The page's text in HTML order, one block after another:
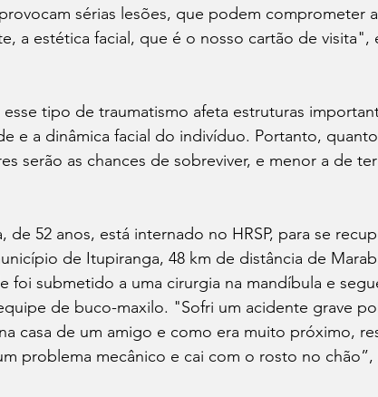
sérias lesões, que podem comprometer
a estética facial, que é o nosso cartão de visita",
tipo de traumatismo afeta estruturas
e a dinâmica facial do indivíduo. Portanto,
serão as chances de sobreviver, e menor a de
52 anos, está internado no HRSP, para se
de Itupiranga, 48 km de distância de
foi submetido a uma cirurgia na mandíbula e
de buco-maxilo. "Sofri um acidente grave
casa de um amigo e como era muito próximo,
problema mecânico e cai com o rosto no chão”,